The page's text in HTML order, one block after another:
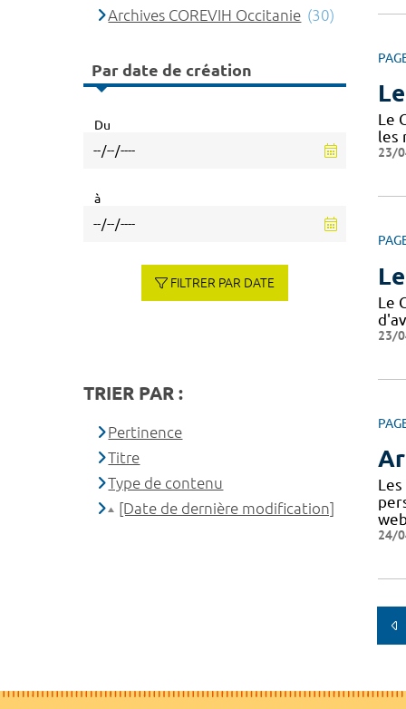
Le
les
23/
Le
23/
24/
Archives COREVIH Occitanie (30)
Par date de création
Du
à
FILTRER PAR DATE
TRIER PAR :
Pertinence
Titre
Type de contenu
[Date de dernière modification]